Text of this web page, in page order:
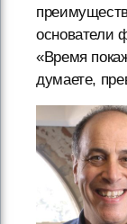
основатели
«Время
думаете,